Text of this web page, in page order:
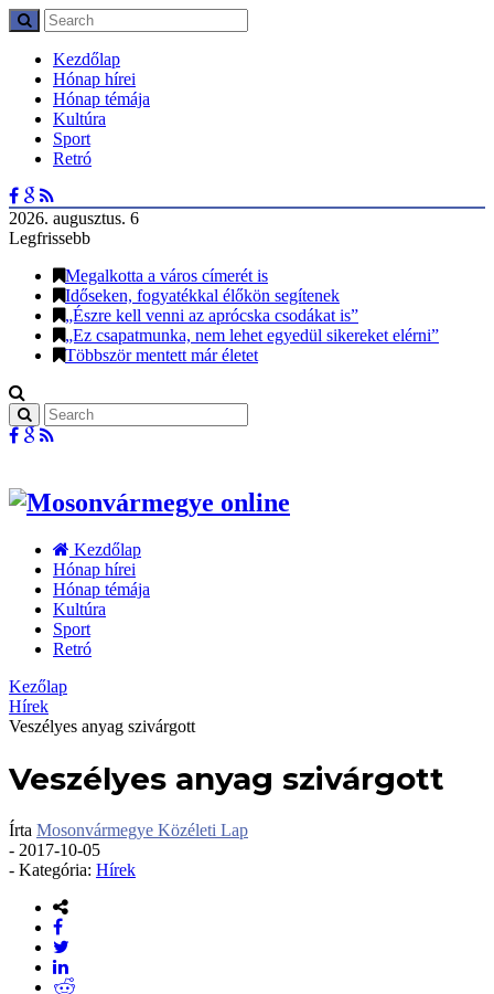
Kezdőlap
Hónap hírei
Hónap témája
Kultúra
Sport
Retró
2026. augusztus. 6
Legfrissebb
Megalkotta a város címerét is
Időseken, fogyatékkal élőkön segítenek
„Észre kell venni az aprócska csodákat is”
„Ez csapatmunka, nem lehet egyedül sikereket elérni”
Többször mentett már életet
Kezdőlap
Hónap hírei
Hónap témája
Kultúra
Sport
Retró
Kezőlap
Hírek
Veszélyes anyag szivárgott
Veszélyes anyag szivárgott
Írta Mosonvármegye Közéleti Lap
- 2017-10-05
- Kategória: Hírek